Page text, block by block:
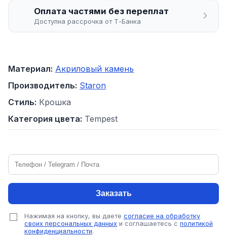
Оплата частями без переплат
Доступна рассрочка от Т-Банка
Материал: Акриловый камень
Производитель: Staron
Стиль: Крошка
Категория цвета: Tempest
Заказать
Нажимая на кнопку, вы даете согласие на обработку
своих персональных данных и соглашаетесь с политикой
конфиденциальности.